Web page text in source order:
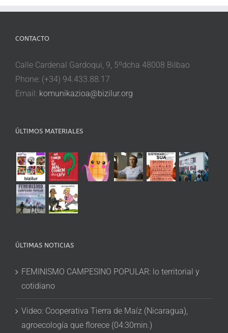
CONTACTO
Calle Cardenal Gardoqui, 9, 5ºdcha 48008 Bilbao
Phone: (+34) 94.433.88.17
Email: komunikazioa@bizilur.org
ÚLTIMOS MATERIALES
ÚLTIMAS NOTICIAS
FEMINISMO CAMPESINO POPULAR: lo territorial y
cotidiano
Video: Cooperativa Tierra de Maíz (Nicaragua),
agroecología que florece (04:30min.)